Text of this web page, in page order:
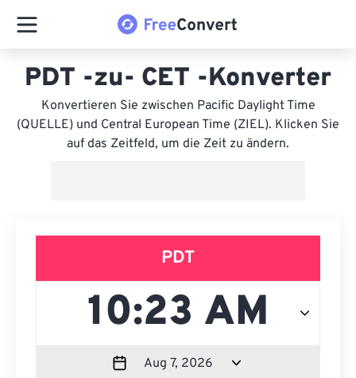
PDT -zu- CET -Konverter
Konvertieren Sie zwischen Pacific Daylight Time
(QUELLE) und Central European Time (ZIEL). Klicken Sie
auf das Zeitfeld, um die Zeit zu ändern.
PDT